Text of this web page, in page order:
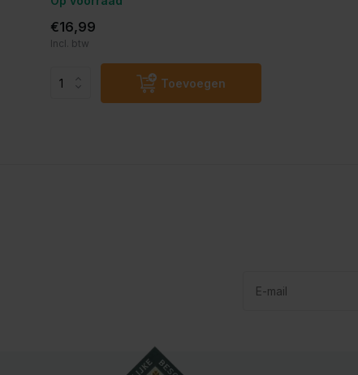
€16,99
Incl. btw
Toevoegen